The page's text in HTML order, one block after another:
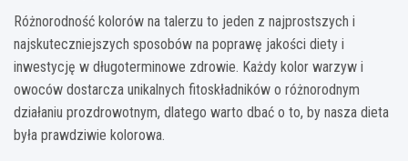
Różnorodność kolorów na talerzu to jeden z najprostszych i
najskuteczniejszych sposobów na poprawę jakości diety i
inwestycję w długoterminowe zdrowie. Każdy kolor warzyw i
owoców dostarcza unikalnych fitoskładników o różnorodnym
działaniu prozdrowotnym, dlatego warto dbać o to, by nasza dieta
była prawdziwie kolorowa.